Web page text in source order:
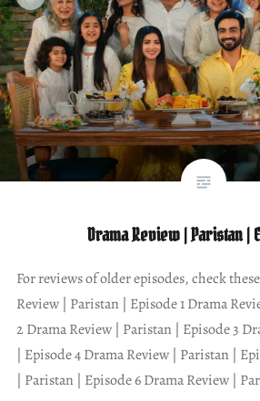
Drama Review | Paristan |
For reviews of older episodes, check
Review | Paristan | Episode 1 Drama
2 Drama Review | Paristan | Episode 3
| Episode 4 Drama Review | Paristan |
| Paristan | Episode 6 Drama Review |